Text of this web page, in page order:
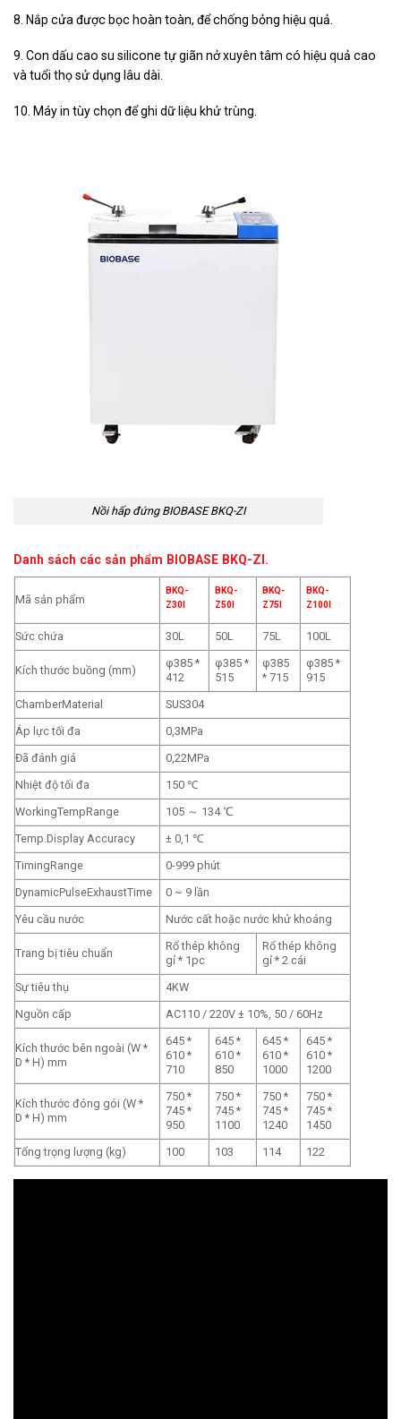
8. Nắp cửa được bọc hoàn toàn, để chống bỏng hiệu quả.
9. Con dấu cao su silicone tự giãn nở xuyên tâm có hiệu quả cao
và tuổi thọ sử dụng lâu dài.
10. Máy in tùy chọn để ghi dữ liệu khử trùng.
Nồi hấp đứng BIOBASE BKQ-ZI
Danh sách các sản phẩm BIOBASE BKQ-ZI.
Mã sản phẩm
BKQ-
Z30I
BKQ-
Z50I
BKQ-
Z75I
BKQ-
Z100I
Sức chứa 30L 50L 75L 100L
Kích thước buồng (mm)
φ385 *
412
φ385 *
515
φ385
* 715
φ385 *
915
ChamberMaterial
SUS304
Áp lực tối đa
0,3MPa
Đã đánh giá
0,22MPa
Nhiệt độ tối đa
150 ℃
WorkingTempRange
105 ～ 134 ℃
Temp.Display Accuracy
± 0,1 ℃
TimingRange
0-999 phút
DynamicPulseExhaustTime
0 ~ 9 lần
Yêu cầu nước
Nước cất hoặc nước khử khoáng
Trang bị tiêu chuẩn
Rổ thép không
gỉ * 1pc
Rổ thép không
gỉ * 2 cái
Sự tiêu thụ
4KW
Nguồn cấp
AC110 / 220V ± 10%, 50 / 60Hz
Kích thước bên ngoài (W *
D * H) mm
645 *
610 *
710
645 *
610 *
850
645 *
610 *
1000
645 *
610 *
1200
Kích thước đóng gói (W *
D * H) mm
750 *
745 *
950
750 *
745 *
1100
750 *
745 *
1240
750 *
745 *
1450
Tổng trọng lượng (kg)
100 103 114 122